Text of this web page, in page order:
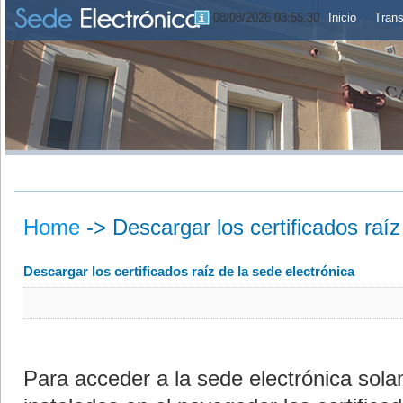
08/08/2026 03:55:30 Inicio
Home -> Descargar los certificados
Descargar los certificados raíz de la sede electrónica
Para acceder a la sede electrónica